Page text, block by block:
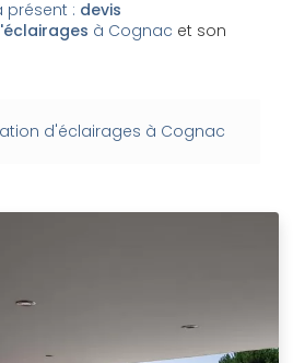
présent : devis
à Cognac et son
d'éclairages à Cognac